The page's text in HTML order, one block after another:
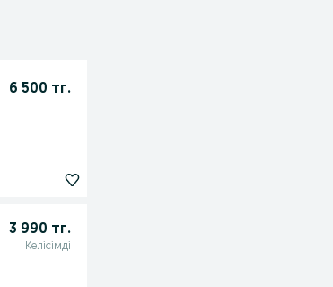
6 500 тг.
3 990 тг.
Келісімді